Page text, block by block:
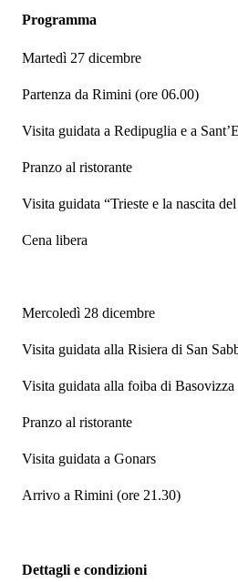
Programma
Martedì 27 dicembre
Partenza da Rimini (ore 06.00)
Visita guidata a Redipuglia e a
Pranzo al ristorante
Visita guidata “Trieste e la nascita
Cena libera
Mercoledì 28 dicembre
Visita guidata alla Risiera di San
Visita guidata alla foiba di Basovizza
Pranzo al ristorante
Visita guidata a Gonars
Arrivo a Rimini (ore 21.30)
Dettagli e condizioni